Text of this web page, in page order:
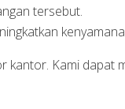
tersebut.
kantor. Kami dapat